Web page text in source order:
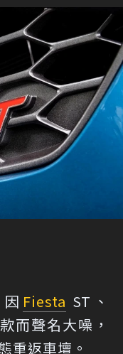
Fiesta ST、
而聲名大噪，
重返車壇。